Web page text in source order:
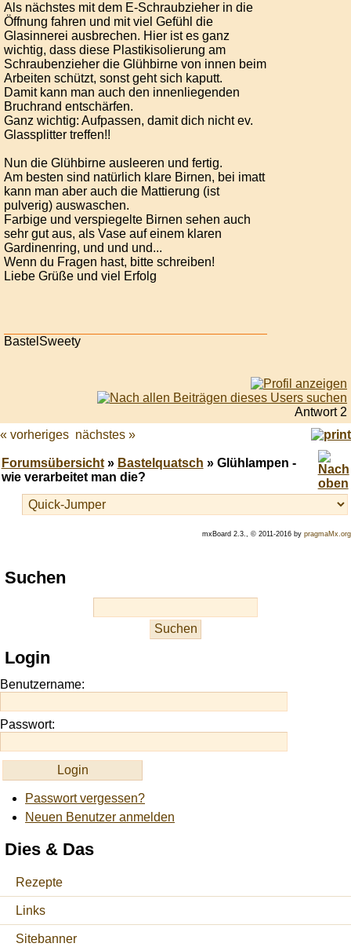
Als nächstes mit dem E-Schraubzieher in die
Öffnung fahren und mit viel Gefühl die
Glasinnerei ausbrechen. Hier ist es ganz
wichtig, dass diese Plastikisolierung am
Schraubenzieher die Glühbirne von innen beim
Arbeiten schützt, sonst geht sich kaputt.
Damit kann man auch den innenliegenden
Bruchrand entschärfen.
Ganz wichtig: Aufpassen, damit dich nicht ev.
Glassplitter treffen!!
Nun die Glühbirne ausleeren und fertig.
Am besten sind natürlich klare Birnen, bei imatt
kann man aber auch die Mattierung (ist
pulverig) auswaschen.
Farbige und verspiegelte Birnen sehen auch
sehr gut aus, als Vase auf einem klaren
Gardinenring, und und und...
Wenn du Fragen hast, bitte schreiben!
Liebe Grüße und viel Erfolg
BastelSweety
Antwort 2
« vorheriges nächstes »
Forumsübersicht» Bastelquatsch » Glühlampen -
wie verarbeitet man die?
mxBoard 2.3., © 2011-2016 by pragmaMx.org
Play
best
site
https://onlineslots.money/
Suchen
Login
Benutzername:
Passwort:
Passwort vergessen?
Neuen Benutzer anmelden
Dies & Das
Rezepte
Links
Sitebanner